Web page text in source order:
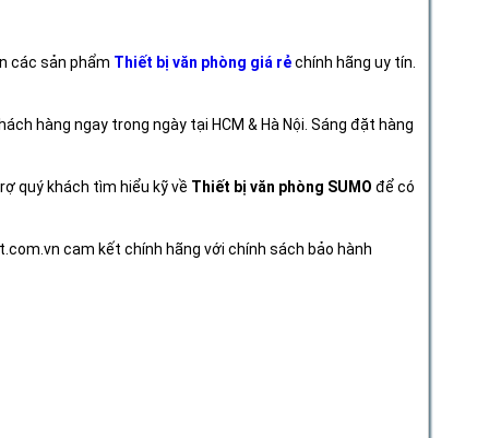
các sản phẩm Thiết bị văn phòng giá rẻchính hãng uy tín.
hàng ngay trong ngày tại HCM & Hà Nội. Sáng đặt hàng
quý khách tìm hiểu kỹ về Thiết bị văn phòng SUMO để có
cam kết chính hãng với chính sách bảo hành